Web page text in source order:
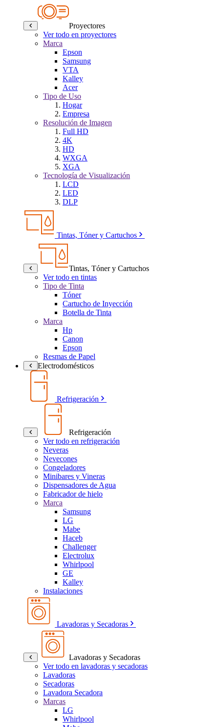
Proyectores
Ver todo en proyectores
Marca
Epson
Samsung
VTA
Kalley
Acer
Tipo de Uso
Hogar
Empresa
Resolución de Imagen
Full HD
4K
HD
WXGA
XGA
Tecnología de Visualización
LCD
LED
DLP
Tintas, Tóner y Cartuchos
Tintas, Tóner y Cartuchos
Ver todo en tintas
Tipo de Tinta
Tóner
Cartucho de Inyección
Botella de Tinta
Marca
Hp
Canon
Epson
Resmas de Papel
Electrodomésticos
Refrigeración
Refrigeración
Ver todo en refrigeración
Neveras
Nevecones
Congeladores
Minibares y Vineras
Dispensadores de Agua
Fabricador de hielo
Marca
Samsung
LG
Mabe
Haceb
Challenger
Electrolux
Whirlpool
GE
Kalley
Instalaciones
Lavadoras y Secadoras
Lavadoras y Secadoras
Ver todo en lavadoras y secadoras
Lavadoras
Secadoras
Lavadora Secadora
Marcas
LG
Whirlpool